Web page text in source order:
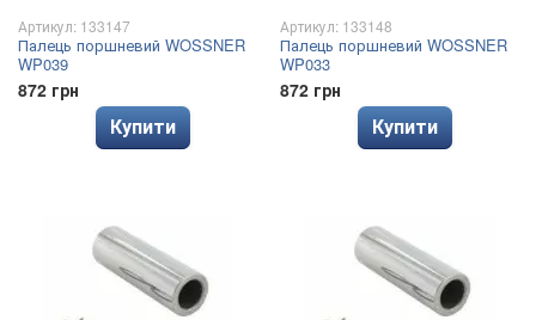
Артикул: 133147
Палець поршневий WOSSNER
WP039
872 грн
Купити
Артикул: 133148
Палець поршневий WOSSNER
WP033
872 грн
Купити